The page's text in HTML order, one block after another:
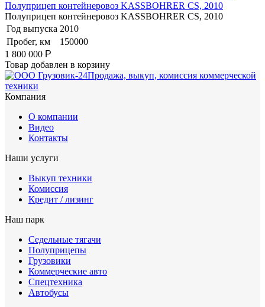
Полуприцеп контейнеровоз KASSBOHRER CS, 2010
Полуприцеп контейнеровоз KASSBOHRER CS, 2010
Год выпуска 2010
Пробег, км
150000
1 800 000 Р
Товар добавлен в корзину
Продажа, выкуп, комиссия коммерческой
техники
Компания
О компании
Видео
Контакты
Наши услуги
Выкуп техники
Комиссия
Кредит / лизинг
Наш парк
Седельные тягачи
Полуприцепы
Грузовики
Коммерческие авто
Спецтехника
Автобусы